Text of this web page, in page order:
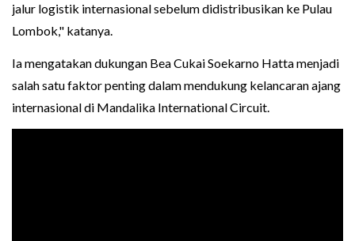
jalur logistik internasional sebelum didistribusikan ke Pulau
Lombok," katanya.
Ia mengatakan dukungan Bea Cukai Soekarno Hatta menjadi
salah satu faktor penting dalam mendukung kelancaran ajang
internasional di Mandalika International Circuit.